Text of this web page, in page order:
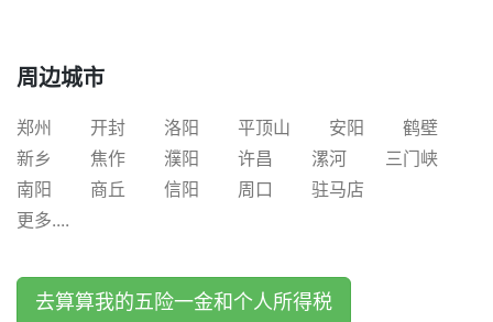
周边城市
郑州 开封 洛阳 平顶山 安阳
鹤壁
新乡
焦作 濮阳 许昌 漯河
三门峡
南阳
商丘 信阳 周口
驻马店
更多....
去算算我的五险一金和个人所得税